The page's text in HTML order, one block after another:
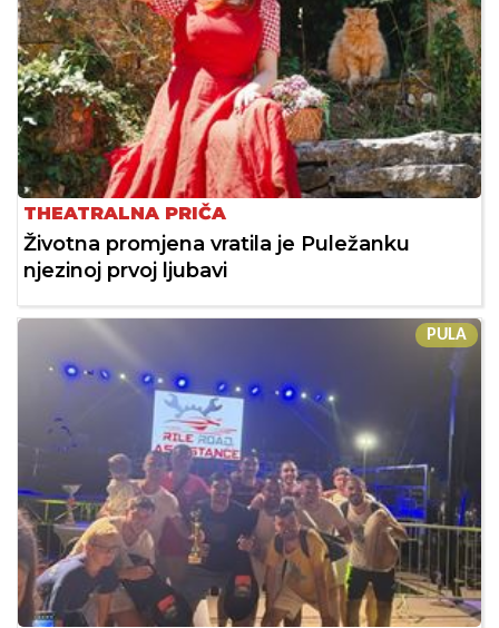
THEATRALNA PRIČA
Životna promjena vratila je Puležanku
njezinoj prvoj ljubavi
PULA